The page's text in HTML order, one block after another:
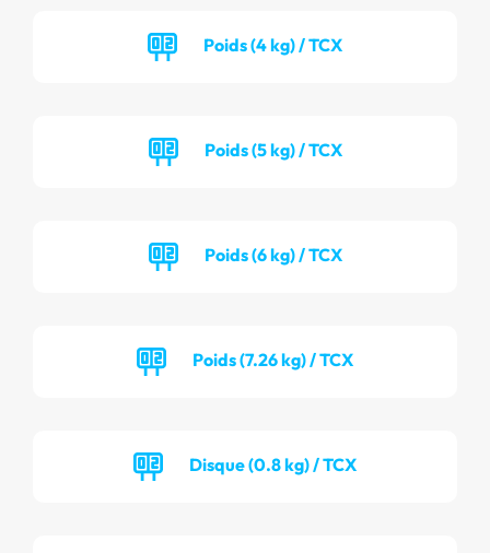
Poids (4 kg) / TCX
Poids (5 kg) / TCX
Poids (6 kg) / TCX
Poids (7.26 kg) / TCX
Disque (0.8 kg) / TCX